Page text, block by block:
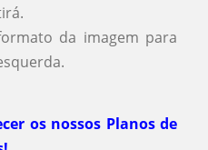
da imagem para
os nossos Planos de